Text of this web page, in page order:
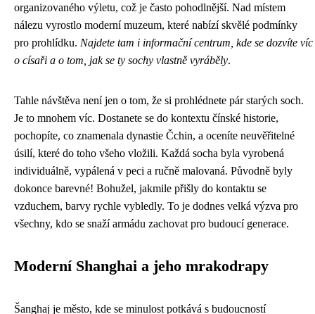
organizovaného výletu, což je často pohodlnější. Nad místem
nálezu vyrostlo moderní muzeum, které nabízí skvělé podmínky
pro prohlídku. Najdete tam i informační centrum, kde se dozvíte víc
o císaři a o tom, jak se ty sochy vlastně vyráběly.
Tahle návštěva není jen o tom, že si prohlédnete pár starých soch.
Je to mnohem víc. Dostanete se do kontextu čínské historie,
pochopíte, co znamenala dynastie Čchin, a oceníte neuvěřitelné
úsilí, které do toho všeho vložili. Každá socha byla vyrobená
individuálně, vypálená v peci a ručně malovaná. Původně byly
dokonce barevné! Bohužel, jakmile přišly do kontaktu se
vzduchem, barvy rychle vybledly. To je dodnes velká výzva pro
všechny, kdo se snaží armádu zachovat pro budoucí generace.
Moderní Shanghai a jeho mrakodrapy
Šanghaj je město, kde se minulost potkává s budoucností